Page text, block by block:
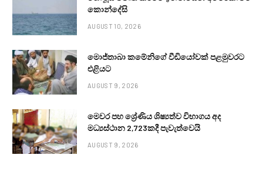
කොන්දේසි
AUGUST 10, 2026
මොජ්තාබා කමේනිගේ වීඩියෝවක් පළමුවරට
එළියට
AUGUST 9, 2026
මෙවර පහ ශ්‍රේණිය ශිෂ්‍යත්ව විභාගය අද
මධ්‍යස්ථාන 2,723කදී පැවැත්වෙයි
AUGUST 9, 2026